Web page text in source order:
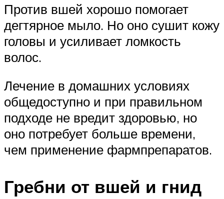
Против вшей хорошо помогает
дегтярное мыло. Но оно сушит кожу
головы и усиливает ломкость
волос.
Лечение в домашних условиях
общедоступно и при правильном
подходе не вредит здоровью, но
оно потребует больше времени,
чем применение фармпрепаратов.
Гребни от вшей и гнид